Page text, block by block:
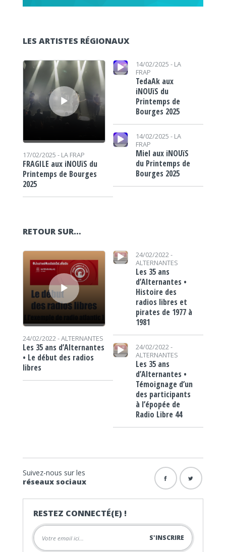
LES ARTISTES RÉGIONAUX
Lecteur audio
17/02/2025 - LA FRAP
FRAGILE aux iNOUïS du
Printemps de Bourges
2025
Lecteur audio 14/02/2025 - LA
FRAP
TedaAk aux
iNOUïS du
Printemps de
Bourges 2025
Lecteur audio
14/02/2025 - LA
FRAP
Miel aux iNOUïS
du Printemps de
Bourges 2025
RETOUR SUR…
Lecteur audio
24/02/2022 -ALTERNANTES
Les 35 ans d’Alternantes
• Le début des radios
libres
Lecteur audio
24/02/2022 -
ALTERNANTES
Les 35 ans
d’Alternantes •
Histoire des
radios libres et
pirates de 1977 à
1981
Lecteur audio
24/02/2022 -
ALTERNANTES
Les 35 ans
d’Alternantes •
Témoignage d’un
des participants
à l’épopée de
Radio Libre 44
Suivez-nous sur les
réseaux sociaux
RESTEZ CONNECTÉ(E) !